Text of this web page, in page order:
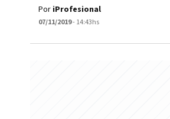
Por iProfesional
07/11/2019- 14:43hs